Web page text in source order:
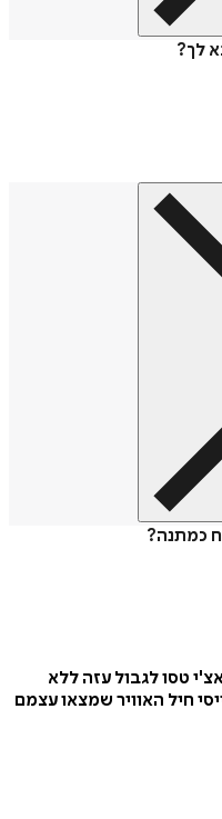
לך?
כמתנה?
טסו לגבול עזה ללא
חיל האוויר שמצאו עצמם